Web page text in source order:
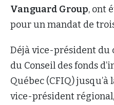
Vanguard Group, ont
pour un mandat de
Déjà vice-président du
du Conseil des fonds
Québec (CFIQ) jusqu’à
vice-président